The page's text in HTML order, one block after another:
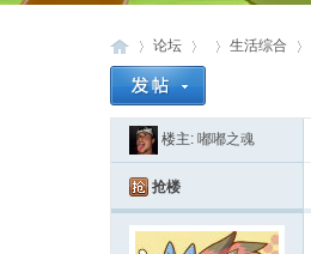
»
论坛
› ›
生活综合
楼主: 嘟嘟之魂
抢楼